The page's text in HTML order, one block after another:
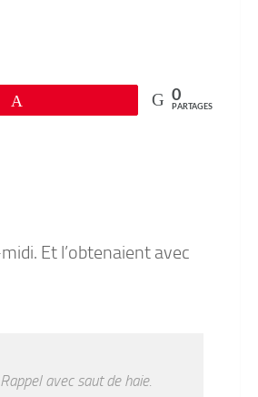
0
PARTAGES
Et l’obtenaient avec
Rappel avec saut de haie.